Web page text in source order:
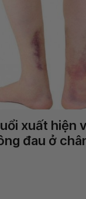
xuất hiện
đau ở